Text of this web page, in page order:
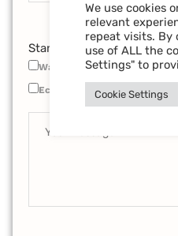
Standort:
Wasserbillig (LU)
Echternach (LU)
We use cookies
relevant
repeat visits. By
use of ALL the
Settings" to
Cookie Settings